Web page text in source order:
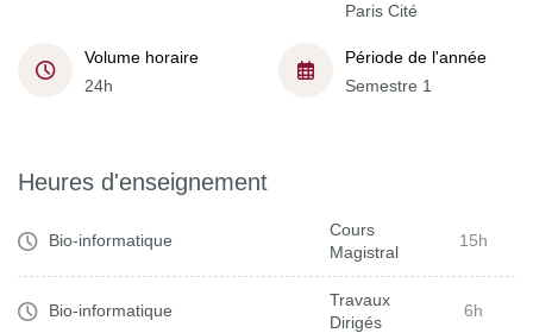
Paris Cité
Volume horaire
24h
Période de l'année
Semestre 1
Heures d'enseignement
Bio-informatique
Cours
Magistral
15h
Bio-informatique
Travaux
Dirigés
6h